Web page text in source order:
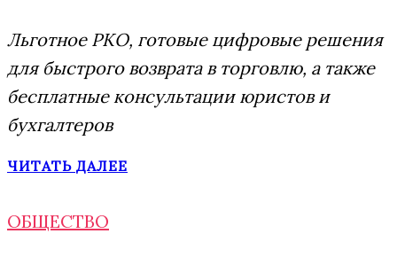
Льготное РКО, готовые цифровые решения
для быстрого возврата в торговлю, а также
бесплатные консультации юристов и
бухгалтеров
ЧИТАТЬ ДАЛЕЕ
ОБЩЕСТВО